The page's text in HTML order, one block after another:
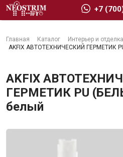
Главная Каталог Интерьер и отделка
AKFIX АВТОТЕХНИЧЕСКИЙ ГЕРМЕТИК
AKFIX
ГЕРМЕТИК PU
белый
+7
Гидроизоляция
Изоляционные материалы